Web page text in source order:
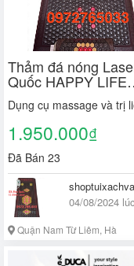
Thảm đá nóng
Quốc HAPPY LIFE
80x190cm giảm đau
xương khớp toàn
đau thoát vị đĩa đệm
Dụng cụ massage và trị
1.950.000₫
Đã Bán 23
04/08/2024
Quận Nam Từ Liêm, Hà